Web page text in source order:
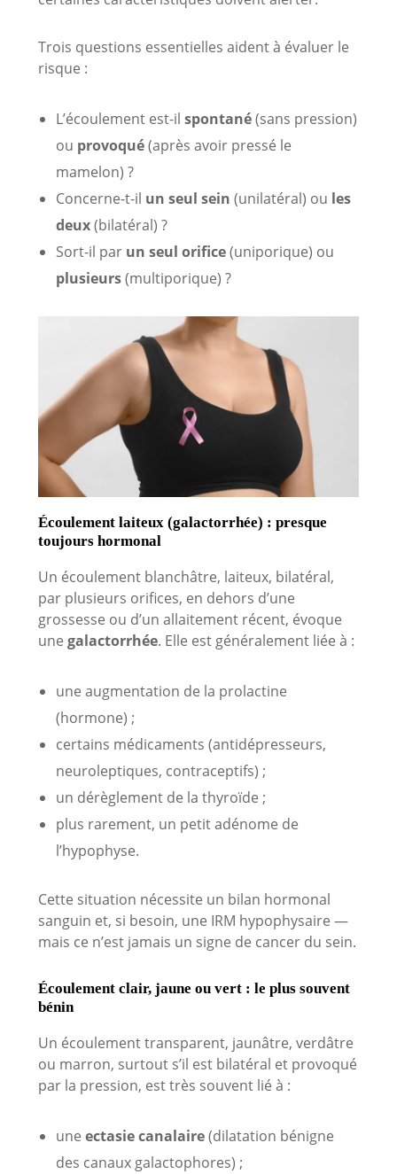
Trois questions essentielles aident à évaluer le
risque :
L’écoulement est-il spontané(sans pression)
ou provoqué(après avoir pressé le
mamelon) ?
Concerne-t-il un seul sein (unilatéral) ou les
deux(bilatéral) ?
Sort-il par un seul orifice(uniporique) ou
plusieurs(multiporique) ?
Écoulement laiteux (galactorrhée) : presque
toujours hormonal
Un écoulement blanchâtre, laiteux, bilatéral,
par plusieurs orifices, en dehors d’une
grossesse ou d’un allaitement récent, évoque
une galactorrhée. Elle est généralement liée à :
une augmentation de la prolactine
(hormone) ;
certains médicaments (antidépresseurs,
neuroleptiques, contraceptifs) ;
un dérèglement de la thyroïde ;
plus rarement, un petit adénome de
l’hypophyse.
Cette situation nécessite un bilan hormonal
sanguin et, si besoin, une IRM hypophysaire —
mais ce n’est jamais un signe de cancer du sein.
Écoulement clair, jaune ou vert : le plus souvent
bénin
Un écoulement transparent, jaunâtre, verdâtre
ou marron, surtout s’il est bilatéral et provoqué
par la pression, est très souvent lié à :
une ectasie canalaire(dilatation bénigne
des canaux galactophores) ;